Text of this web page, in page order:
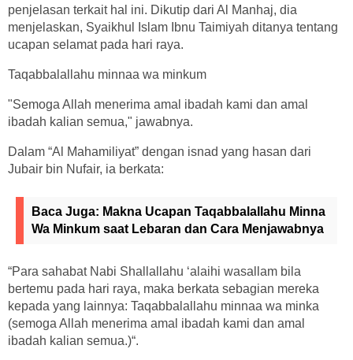
penjelasan terkait hal ini. Dikutip dari Al Manhaj, dia
menjelaskan, Syaikhul Islam Ibnu Taimiyah ditanya tentang
ucapan selamat pada hari raya.
Taqabbalallahu minnaa wa minkum
"Semoga Allah menerima amal ibadah kami dan amal
ibadah kalian semua," jawabnya.
Dalam “Al Mahamiliyat” dengan isnad yang hasan dari
Jubair bin Nufair, ia berkata:
Baca Juga: Makna Ucapan Taqabbalallahu Minna
Wa Minkum saat Lebaran dan Cara Menjawabnya
“Para sahabat Nabi Shallallahu ‘alaihi wasallam bila
bertemu pada hari raya, maka berkata sebagian mereka
kepada yang lainnya: Taqabbalallahu minnaa wa minka
(semoga Allah menerima amal ibadah kami dan amal
ibadah kalian semua.)“.